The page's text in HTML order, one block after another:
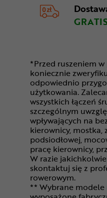
*Przed ruszeniem
koniecznie
odpowiednio
użytkowania.
wszystkich łączeń
szczególnym
wpływających na
kierownicy, mostka,
podsiodłowej,
pracę kierownicy,
W razie
skontaktuj się z
rowerowym.
** Wybrane modele